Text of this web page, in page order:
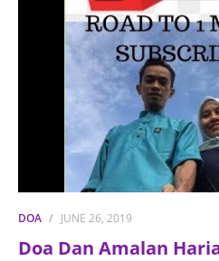
DOA JUNE 26, 2019
Doa Dan Amalan